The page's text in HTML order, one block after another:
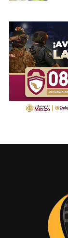
avanzar con
Compartir en: